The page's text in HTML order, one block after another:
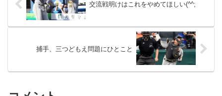
交流戦明けはこれをやめてほしい(^^;
捕手、三つどもえ問題にひとこと